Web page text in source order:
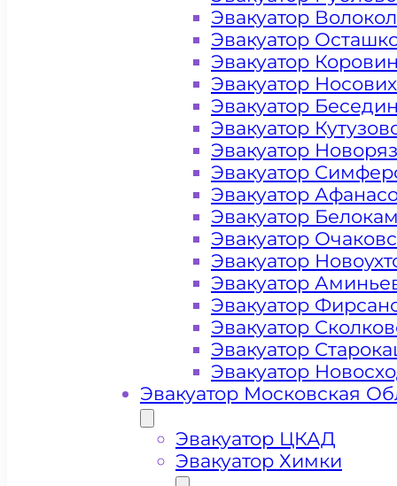
Цена от 4000 рублей
+ 100 РУБЛЕЙ ЗА КИЛОМЕТР
Эвакуатор
Эвакуатор
Эвакуатор
Эвакуатор
Эвакуатор
Эвакуатор
Эвакуатор
Эвакуатор
Эвакуатор
Эвакуатор
Эвакуатор
Эвакуатор
Эвакуатор
Эвакуатор
Эвакуатор
Эвакуатор
Эвакуатор
Эвакуатор Московская
Эвакуатор ЦКАД
Эвакуатор Химки